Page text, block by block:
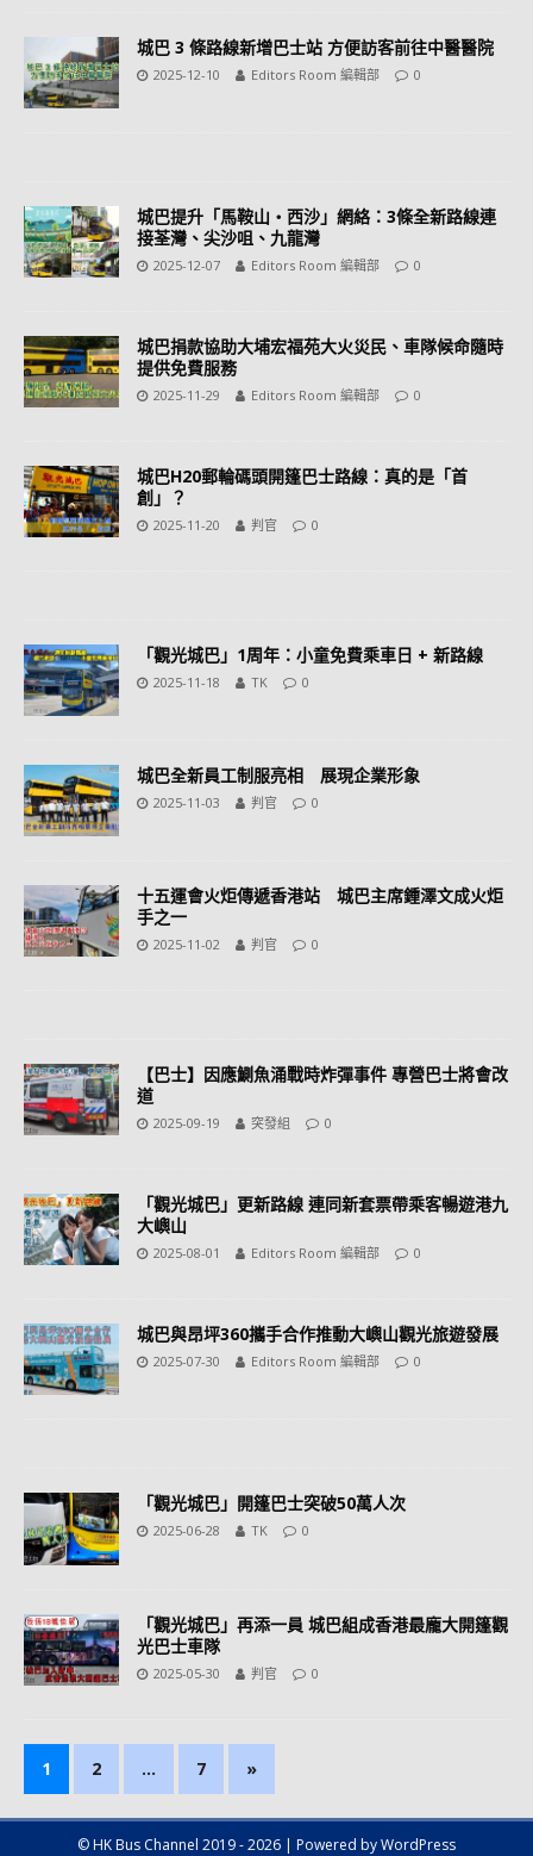
城巴 3 條路線新增巴士站 方便訪客前往中醫醫院
2025-12-10 Editors Room 編輯部 0
城巴提升「馬鞍山・西沙」網絡：3條全新路線連
接荃灣、尖沙咀、九龍灣
2025-12-07 Editors Room 編輯部 0
城巴捐款協助大埔宏福苑大火災民、車隊候命隨時
提供免費服務
2025-11-29 Editors Room 編輯部 0
城巴H20郵輪碼頭開篷巴士路線：真的是「首
創」？
2025-11-20 判官 0
「觀光城巴」1周年：小童免費乘車日 + 新路線
2025-11-18 TK 0
城巴全新員工制服亮相 展現企業形象
2025-11-03 判官 0
十五運會火炬傳遞香港站 城巴主席鍾澤文成火炬
手之一
2025-11-02 判官 0
【巴士】因應鰂魚涌戰時炸彈事件 專營巴士將會改
道
2025-09-19 突發組 0
「觀光城巴」更新路線 連同新套票帶乘客暢遊港九
大嶼山
2025-08-01 Editors Room 編輯部 0
城巴與昂坪360攜手合作推動大嶼山觀光旅遊發展
2025-07-30 Editors Room 編輯部 0
「觀光城巴」開篷巴士突破50萬人次
2025-06-28 TK 0
「觀光城巴」再添一員 城巴組成香港最龐大開篷觀
光巴士車隊
2025-05-30 判官 0
1 2 ... 7 »
© HK Bus Channel 2019 - 2026 | Powered by WordPress